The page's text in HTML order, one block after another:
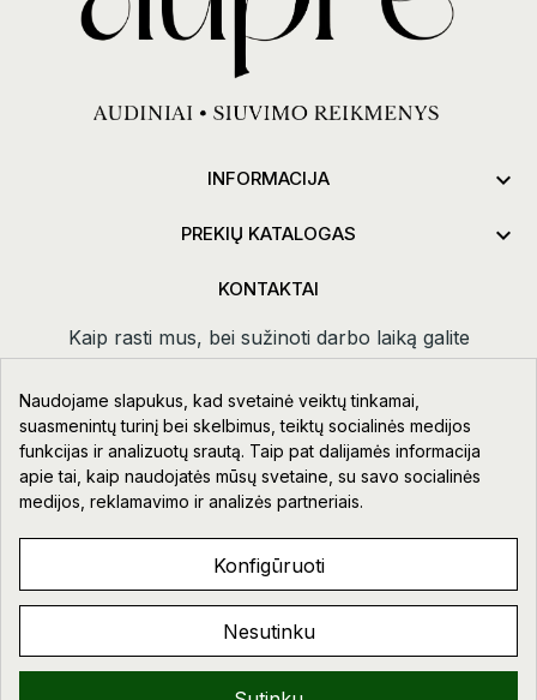
INFORMACIJA 
PREKIŲ KATALOGAS 
KONTAKTAI
Kaip rasti mus, bei sužinoti darbo laiką galite
paspauduskontaktai.
Taikos pr. 111-109, Klaipėda
+370 678 02418
info@aupre.lt
Facebook
AUPRE.LT © 2023 - 2026. VISOS TEISĖS SAUGOMOS.
Naudojame slapukus, kad svetainė veiktų tinkamai,
suasmenintų turinį bei skelbimus, teiktų socialinės medijos
funkcijas ir analizuotų srautą. Taip pat dalijamės informacija
apie tai, kaip naudojatės mūsų svetaine, su savo socialinės
medijos, reklamavimo ir analizės partneriais.
Konfigūruoti
Nesutinku